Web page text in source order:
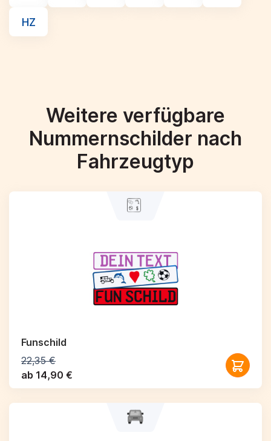
HZ
Weitere verfügbare
Nummernschilder nach
Fahrzeugtyp
Funschild
22,35 €
ab 14,90 €